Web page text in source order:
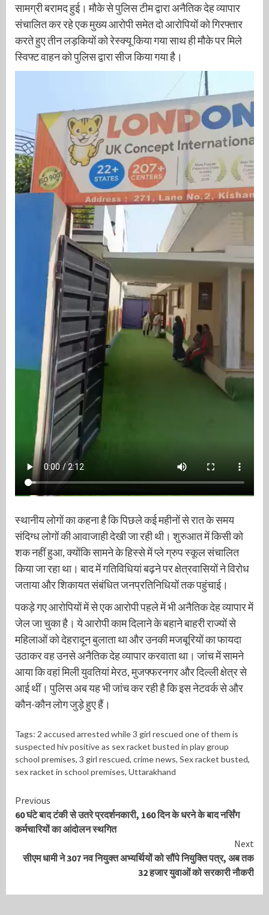
सामग्री बरामद हुई। मौके से पुलिस टीम द्वारा अनैतिक देह व्यापार
संचालित कर रहे एक मुख्य आरोपी समेत दो आरोपियों को गिरफ्तार
करते हुए तीन लड़कियों को रेस्क्यू किया गया साथ ही मौके पर मिले
स्विफ्ट वाहन को पुलिस द्वारा सीज किया गया है।
स्थानीय लोगों का कहना है कि पिछले कई महीनों से रात के समय
संदिग्ध लोगों की आवाजाही देखी जा रही थी। शुरुआत में किसी को
शक नहीं हुआ, क्योंकि सामने के हिस्से में प्ले ग्रुप स्कूल संचालित
किया जा रहा था। बाद में गतिविधियां बढ़ने पर क्षेत्रवासियों ने विरोध
जताया और शिकायत संबंधित जनप्रतिनिधियों तक पहुंचाई।
पकड़े गए आरोपियों में से एक आरोपी पहले में भी अनैतिक देह व्यापार में
जेल जा चुका है। ये आरोपी काम दिलाने के बहाने बाहरी राज्यों से
महिलाओं को देहरादून बुलाता था और उनकी मजबूरियों का फायदा
उठाकर वह उनसे अनैतिक देह व्यापार करवाता था। जांच में सामने
आया कि वहां मिली युवतियां मेरठ, मुजफ्फरनगर और दिल्ली क्षेत्र से
आई थीं। पुलिस अब यह भी जांच कर रही है कि इस नेटवर्क से और
कौन-कौन लोग जुड़े हुए हैं।
Tags: 2 accused arrested while 3 girl rescued one of them is
suspected hiv positive as sex racket busted in play group
school premises, 3 girl rescued, crime news, Sex racket busted,
sex racket in school premises, Uttarakhand
Continue
Reading
Previous
60 घंटे बाद टंकी से उतरे प्रदर्शनकारी, 160 दिन के धरने के बाद नर्सिंग
कर्मचारियों का आंदोलन स्थगित
Next
सीएम धामी ने 307 नव नियुक्त अभ्यर्थियों को सौंपे नियुक्ति पत्र, अब तक
32 हजार युवाओं को सरकारी नौकरी